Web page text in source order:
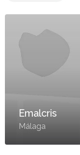
Emalcris
Málaga